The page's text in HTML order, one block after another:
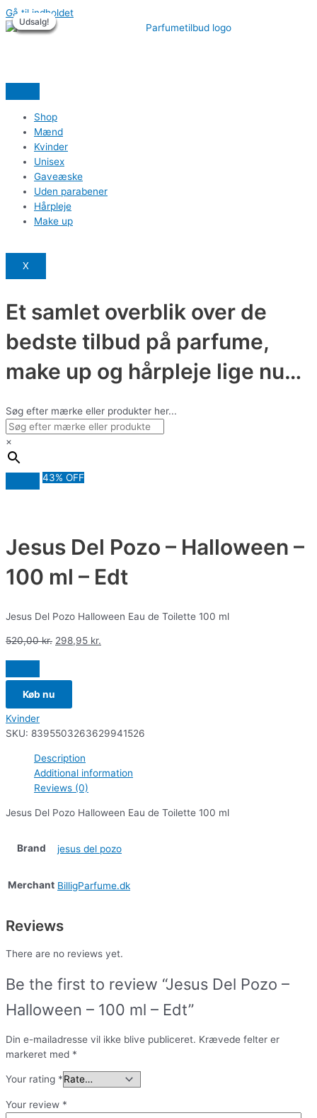
Gå til indholdet
Shop
Mænd
Kvinder
Unisex
Gaveæske
Uden parabener
Hårpleje
Make up
X
Et samlet overblik over de
bedste tilbud på parfume,
make up og hårpleje lige nu…
Søg efter mærke eller produkter her...
×
43% OFF
Jesus Del Pozo – Halloween –
100 ml – Edt
Jesus Del Pozo Halloween Eau de Toilette 100 ml
520,00kr. 298,95 kr.
Køb nu
Kvinder
SKU: 8395503263629941526
Description
Additional information
Reviews (0)
Jesus Del Pozo Halloween Eau de Toilette 100 ml
Brand jesus del pozo
Merchant BilligParfume.dk
Reviews
There are no reviews yet.
Be the first to review “Jesus Del Pozo –
Halloween – 100 ml – Edt”
Din e-mailadresse vil ikke blive publiceret. Krævede felter er
markeret med *
Your rating *
Your review *
Udsalg!
Udsalg!
Udsalg!
Udsalg!
Udsalg!
Udsalg!